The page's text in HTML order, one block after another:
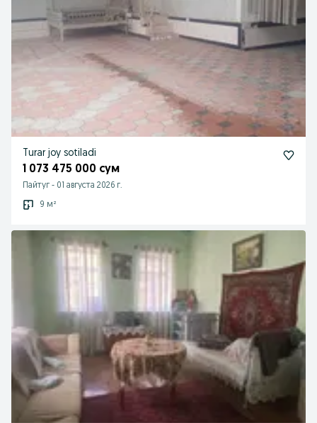
Turar joy sotiladi
1 073 475 000 сум
Пайтуг - 01 августа 2026 г.
9 м²